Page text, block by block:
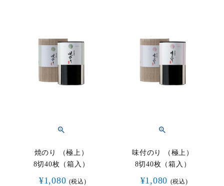
焼のり （極上）
8切40枚（箱入）
¥1,080 税込
味付のり （極上）
8切40枚（箱入）
¥1,080 税込